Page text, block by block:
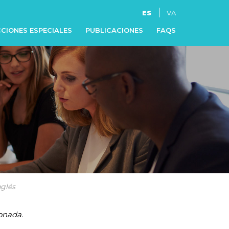
ES VA
ESPECIALES PUBLICACIONES FAQS